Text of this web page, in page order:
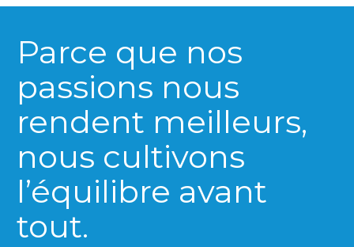
Parce que nos
passions nous
rendent meilleurs,
nous cultivons
l’équilibre avant
tout.